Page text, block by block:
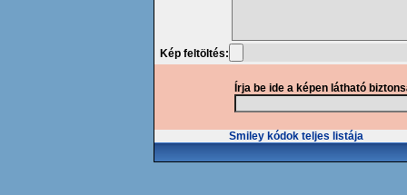
Kép feltöltés:
Írja be ide a képen látható
Smiley kódok teljes listája